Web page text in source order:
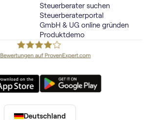
Steuerberater suchen
Steuerberaterportal
GmbH & UG online gründen
Produktdemo
Deutschland